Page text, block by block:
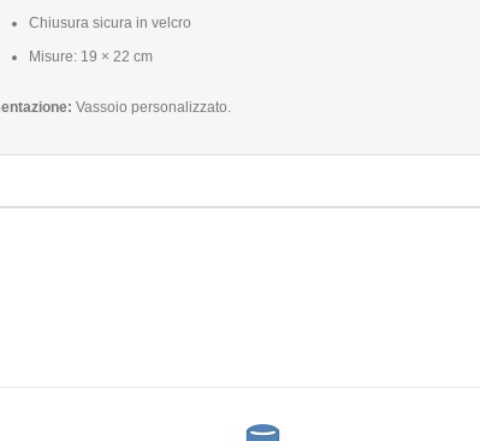
Chiusura sicura in velcro
Misure: 19 × 22 cm
Vassoio personalizzato.